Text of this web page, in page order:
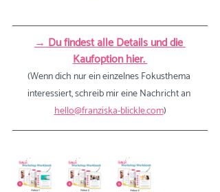
→ Du findest alle Details und die
Kaufoption hier.
(Wenn dich nur ein einzelnes Fokusthema
interessiert, schreib mir eine Nachricht an
hello@franziska-blickle.com)